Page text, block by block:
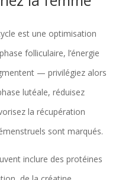
est une optimisation
folliculaire, l’énergie
— privilégiez alors
lutéale, réduisez
la récupération
sont marqués.
inclure des protéines